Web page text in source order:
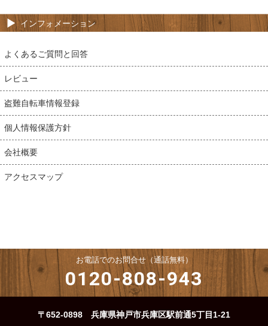
インフォメーション
よくあるご質問と回答
レビュー
盗難自転車情報登録
個人情報保護方針
会社概要
アクセスマップ
お電話でのお問合せ（通話無料）
0120-808-943
〒652-0898 兵庫県神戸市兵庫区駅前通5丁目1-21